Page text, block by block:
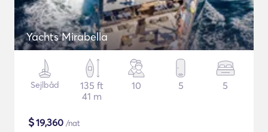
Yachts Mirabella
Sejlbåd
135 ft
41 m
10 5 5
$19,360 /nat